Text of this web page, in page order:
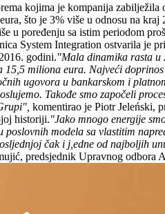
kojima je kompanija
što je 3% više u odnosu na
u poređenju sa istim periodom
System Integration ostvarila
godini."Mala dinamika rasta u
miliona eura. Najveći
ugovora u bankarskom i
Takođe smo započeli
komentirao je Piotr Jeleński,
historiji."Jako mnogo energije
modela sa vlastitim
čak i j,edne od najboljih
predsjednik Upravnog odbora